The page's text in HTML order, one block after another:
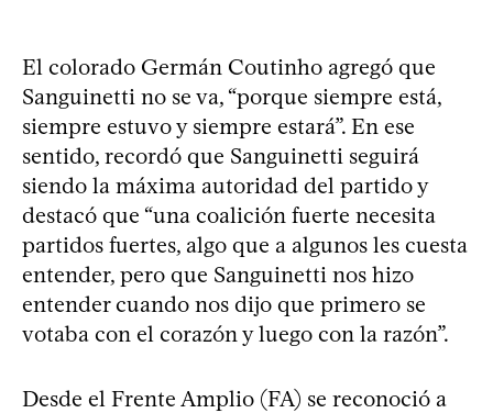
El colorado Germán Coutinho agregó que
Sanguinetti no se va, “porque siempre está,
siempre estuvo y siempre estará”. En ese
sentido, recordó que Sanguinetti seguirá
siendo la máxima autoridad del partido y
destacó que “una coalición fuerte necesita
partidos fuertes, algo que a algunos les cuesta
entender, pero que Sanguinetti nos hizo
entender cuando nos dijo que primero se
votaba con el corazón y luego con la razón”.
Desde el Frente Amplio (FA) se reconoció a